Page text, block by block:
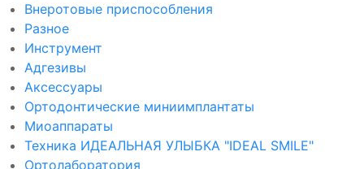
Внеротовые приспособления
Разное
Инструмент
Адгезивы
Аксессуары
Ортодонтические миниимплантаты
Миоаппараты
Техника ИДЕАЛЬНАЯ УЛЫБКА "IDEAL SMILE"
Ортолаборатория